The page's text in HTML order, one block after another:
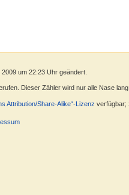
um 22:23 Uhr geändert.
Dieser Zähler wird nur alle Nase lang
Attribution/Share-Alike“-Lizenz verfügbar;